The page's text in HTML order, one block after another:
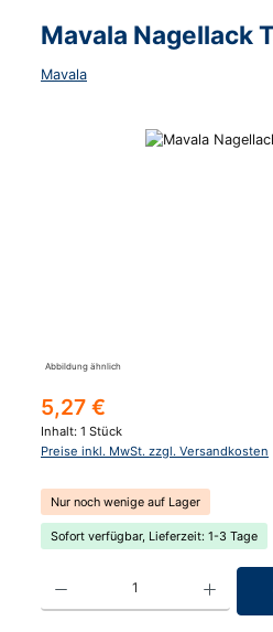
Mavala Nagellack
Mavala
Bildergalerie überspringen
Abbildung ähnlich
Regulärer Preis:
5,27 €
Inhalt: 1 Stück
Preise inkl. MwSt. zzgl. Versandkosten
Nur noch wenige auf Lager
Sofort verfügbar, Lieferzeit: 1-3 Tage
Produkt Anzahl: Gib den